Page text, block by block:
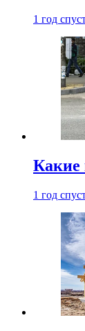
1 год
Какие
1 год